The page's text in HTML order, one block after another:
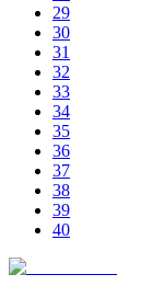
29
30
31
32
33
34
35
36
37
38
39
40